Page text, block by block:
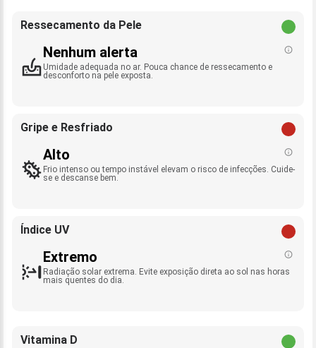
Ressecamento da Pele
Nenhum alerta
Umidade adequada no ar. Pouca chance de ressecamento e
desconforto na pele exposta.
Gripe e Resfriado
Alto
Frio intenso ou tempo instável elevam o risco de infecções. Cuide-
se e descanse bem.
Índice UV
Extremo
Radiação solar extrema. Evite exposição direta ao sol nas horas
mais quentes do dia.
Vitamina D